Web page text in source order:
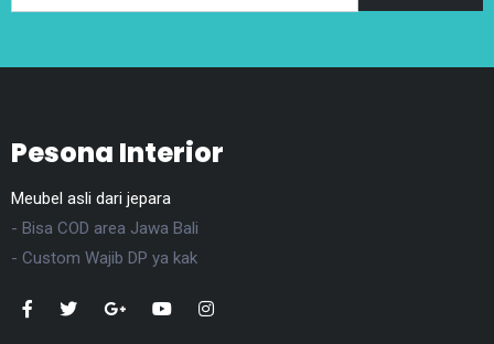
Pesona Interior
Meubel asli dari jepara
- Bisa COD area Jawa Bali
- Custom Wajib DP ya kak